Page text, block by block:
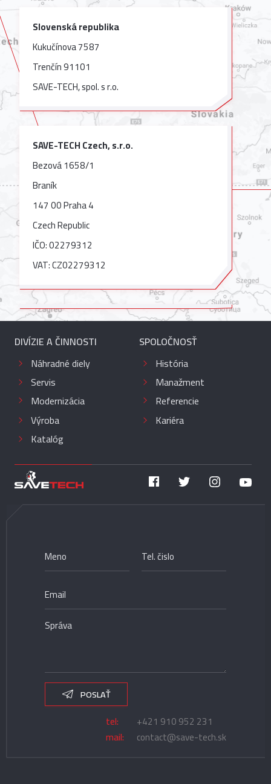
Slovenská republika
Kukučínova 7587
Trenčín 91101
SAVE-TECH, spol. s r.o.
SAVE-TECH Czech, s.r.o.
Bezová 1658/1
Braník
147 00 Praha 4
Czech Republic
IČO: 02279312
VAT: CZ02279312
DIVÍZIE A ČINNOSTI
Náhradné diely
Servis
Modernizácia
Výroba
Katalóg
SPOLOČNOSŤ
História
Manažment
Referencie
Kariéra
POSLAŤ
tel:
+421 910 952 231
mail:
contact@save-tech.sk